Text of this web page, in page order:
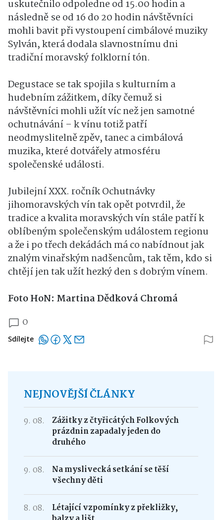
uskutečnilo odpoledne od 15.00 hodin a
následně se od 16 do 20 hodin návštěvníci
mohli bavit při vystoupení cimbálové muziky
Sylván, která dodala slavnostnímu dni
tradiční moravský folklorní tón.
Degustace se tak spojila s kulturním a
hudebním zážitkem, díky čemuž si
návštěvníci mohli užít víc než jen samotné
ochutnávání – k vínu totiž patří
neodmyslitelně zpěv, tanec a cimbálová
muzika, které dotvářely atmosféru
společenské události.
Jubilejní XXX. ročník Ochutnávky
jihomoravských vín tak opět potvrdil, že
tradice a kvalita moravských vín stále patří k
oblíbeným společenským událostem regionu
a že i po třech dekádách má co nabídnout jak
znalým vinařským nadšencům, tak těm, kdo si
chtějí jen tak užít hezký den s dobrým vínem.
Foto HoN: Martina Dědková Chromá
0
Sdílejte
NEJNOVĚJŠÍ ČLÁNKY
9. 08.
Zážitky z čtyřicátých Folkových
prázdnin zapadaly jeden do
druhého
9. 08.
Na myslivecká setkání se těší
všechny děti
8. 08.
Létající vzpomínky z překližky,